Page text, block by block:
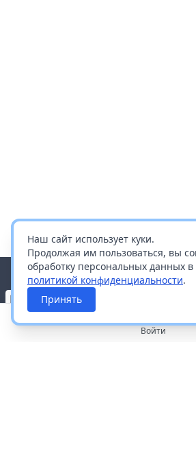
Наш сайт использует куки.
Продолжая им пользоваться, вы
обработку персональных данных в
политикой конфиденциальности.
Принять
Войти